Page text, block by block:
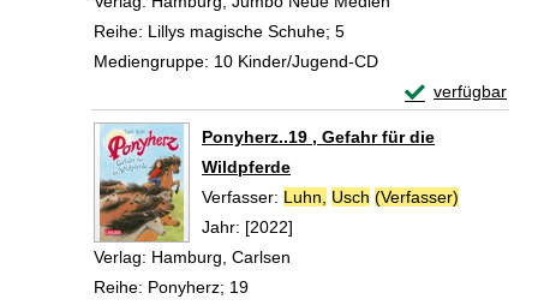
Reihe: Lillys magische Schuhe; 5
Mediengruppe: 10 Kinder/Jugend-CD
verfügbar
Exemplar-
Ponyherz..19 , Gefahr für die
Wildpferde
Verfasser: Luhn, Usch (Verfasser)
Jahr: [2022]
Verlag: Hamburg, Carlsen
Reihe: Ponyherz; 19